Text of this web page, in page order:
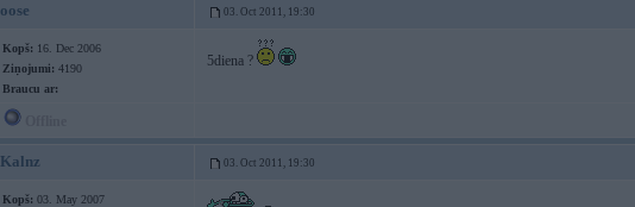
oose 03. Oct 2011, 19:30
Kopš: 16. Dec 2006
Ziņojumi: 4190
Braucu ar:
5diena ?
Kalnz 03. Oct 2011, 19:30
Kopš: 03. May 2007